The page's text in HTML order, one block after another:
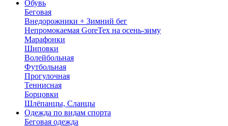
Обувь
Беговая
Внедорожники + Зимний бег
Непромокаемая GoreTex на осень-зиму
Марафонки
Шиповки
Волейбольная
Футбольная
Прогулочная
Теннисная
Борцовки
Шлёпанцы, Сланцы
Одежда по видам спорта
Беговая одежда